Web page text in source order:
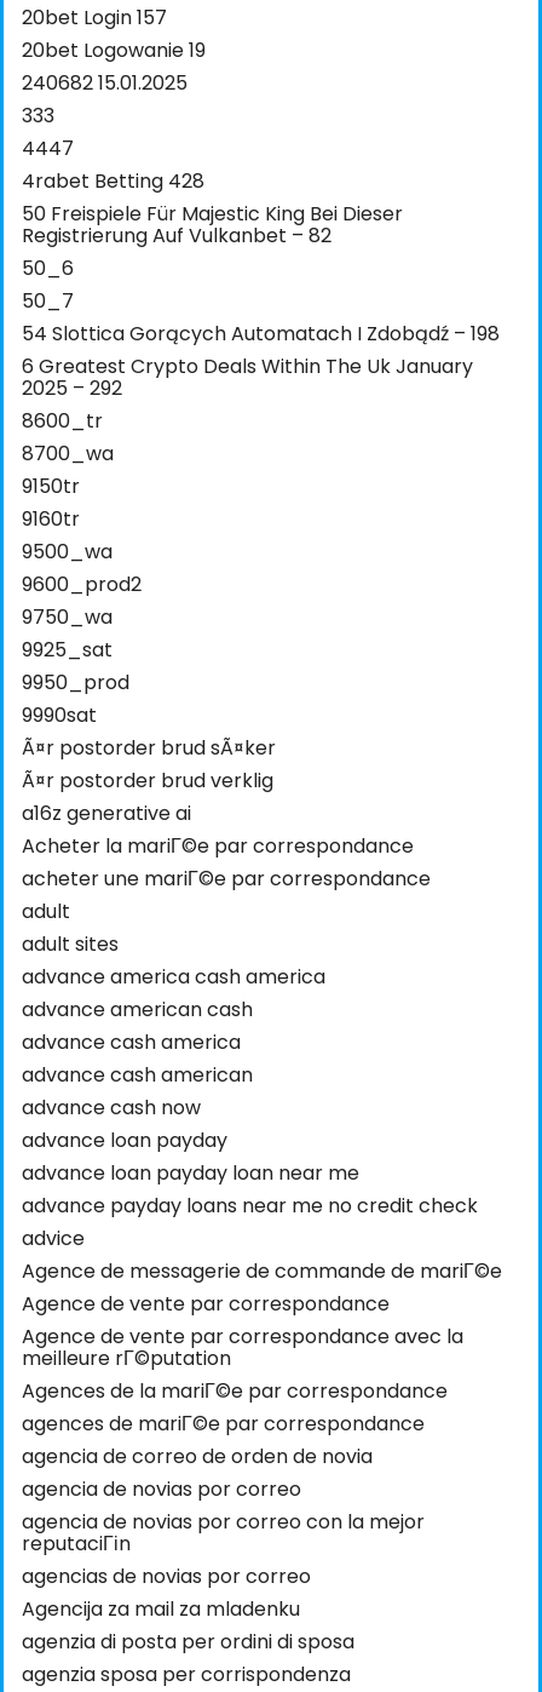
20bet Login 157
20bet Logowanie 19
240682 15.01.2025
333
4447
4rabet Betting 428
50 Freispiele Für Majestic King Bei Dieser
Registrierung Auf Vulkanbet – 82
50_6
50_7
54 Slottica Gorących Automatach I Zdobądź – 198
6 Greatest Crypto Deals Within The Uk January
2025 – 292
8600_tr
8700_wa
9150tr
9160tr
9500_wa
9600_prod2
9750_wa
9925_sat
9950_prod
9990sat
Ã¤r postorder brud sÃ¤ker
Ã¤r postorder brud verklig
a16z generative ai
Acheter la mariГ©e par correspondance
acheter une mariГ©e par correspondance
adult
adult sites
advance america cash america
advance american cash
advance cash america
advance cash american
advance cash now
advance loan payday
advance loan payday loan near me
advance payday loans near me no credit check
advice
Agence de messagerie de commande de mariГ©e
Agence de vente par correspondance
Agence de vente par correspondance avec la
meilleure rГ©putation
Agences de la mariГ©e par correspondance
agences de mariГ©e par correspondance
agencia de correo de orden de novia
agencia de novias por correo
agencia de novias por correo con la mejor
reputaciГіn
agencias de novias por correo
Agencija za mail za mladenku
agenzia di posta per ordini di sposa
agenzia sposa per corrispondenza